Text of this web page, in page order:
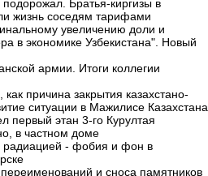
Братья-киргизы в
жизнь соседям тарифами
увеличению доли и
в экономике Узбекистана". Новый
армии. Итоги коллегии
причина закрытия казахстано-
ситуации в Мажилисе Казахстана
первый этан 3-го Курултая
в частном доме
- фобия и фон в
и сноса памятников